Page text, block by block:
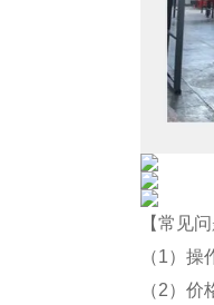
【常见
（1）
（2）